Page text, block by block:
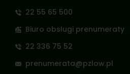
22 55 65 500
Biuro obsługi prenumeraty
22 336 75 52
prenumerata@pzlow.pl